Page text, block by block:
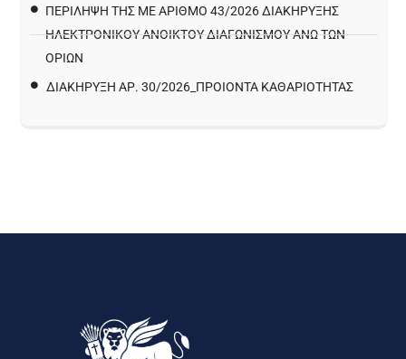
ΠΕΡΙΛΗΨΗ ΤΗΣ ΜΕ ΑΡΙΘΜΟ 43/2026 ΔΙΑΚΗΡΥΞΗΣ
ΗΛΕΚΤΡΟΝΙΚΟΥ ΑΝΟΙΚΤΟΥ ΔΙΑΓΩΝΙΣΜΟΥ ΑΝΩ ΤΩΝ
ΟΡΙΩΝ
ΔΙΑΚΉΡΥΞΗ ΑΡ. 30/2026_ΠΡΟΙΌΝΤΑ ΚΑΘΑΡΙΌΤΗΤΑΣ